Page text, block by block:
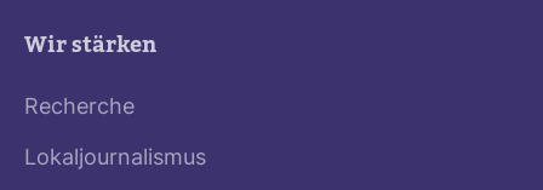
Wir stärken
Recherche
Lokaljournalismus